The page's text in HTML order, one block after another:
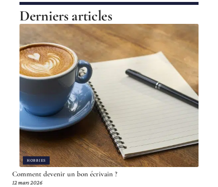
Derniers articles
HOBBIES
Comment devenir un bon écrivain ?
12 mars 2026